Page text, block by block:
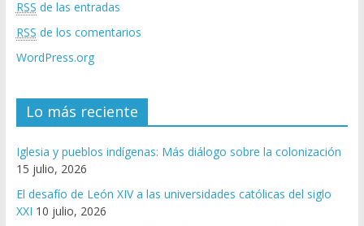
RSS de las entradas
RSS de los comentarios
WordPress.org
Lo más reciente
Iglesia y pueblos indígenas: Más diálogo sobre la colonización
15 julio, 2026
El desafío de León XIV a las universidades católicas del siglo
XXI 10 julio, 2026